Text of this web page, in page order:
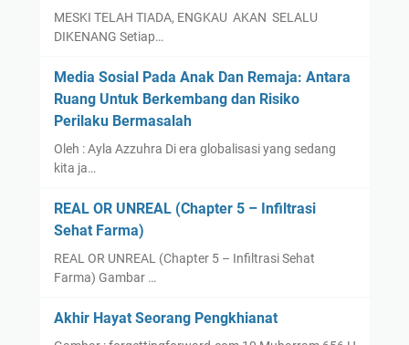
MESKI TELAH TIADA, ENGKAU AKAN SELALU
DIKENANG Setiap…
Media Sosial Pada Anak Dan Remaja: Antara
Ruang Untuk Berkembang dan Risiko
Perilaku Bermasalah
Oleh : Ayla Azzuhra Di era globalisasi yang sedang
kita ja…
REAL OR UNREAL (Chapter 5 – Infiltrasi
Sehat Farma)
REAL OR UNREAL (Chapter 5 – Infiltrasi Sehat
Farma) Gambar …
Akhir Hayat Seorang Pengkhianat